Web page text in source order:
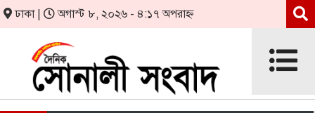
ঢাকা | অগাস্ট ৮, ২০২৬ - ৪:১৭ অপরাহ্ন